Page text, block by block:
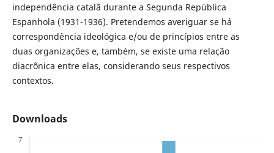
independência catalã durante a Segunda República
Espanhola (1931-1936). Pretendemos averiguar se há
correspondência ideológica e/ou de princípios entre as
duas organizações e, também, se existe uma relação
diacrônica entre elas, considerando seus respectivos
contextos.
Downloads